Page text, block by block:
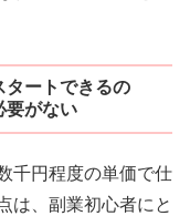
タートできるの
要がない
千円程度の単価で仕
は、副業初心者にと